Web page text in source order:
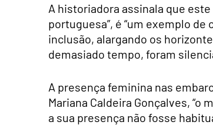
A historiadora assinala que
portuguesa”, é “um exemplo
inclusão, alargando os
demasiado tempo, foram
A presença feminina nas
Mariana Caldeira Gonçalves,
a sua presença não fosse